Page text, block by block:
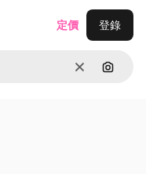
清除 通過圖
定價 登錄